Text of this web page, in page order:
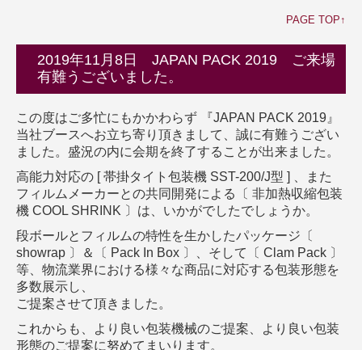
PAGE TOP↑
2019年11月8日 JAPAN PACK 2019 ご来場
有難うございました。
この度はご多忙にもかかわらず 『JAPAN PACK 2019』
当社ブースへお立ち寄り頂きまして、 誠に有難うござい
ました。盛況の内に会期を終了することが出来ました。
高能力対応の [ 帯掛タイト包装機 SST-200/J型 ] 、また
フィルムメーカーとの共同開発による
〔 非加熱収縮包装
機 COOL SHRINK 〕は、いかがでしたでしょうか。
段ボールとフィルムの特性を生かしたパッケージ〔
showrap 〕＆〔 Pack In Box 〕、 そして〔 Clam Pack 〕
等、物流業界における様々な商品に対応する包装形態を
多数展示し、
ご提案させて頂きました。
これからも、より良い包装機械のご提案、より良い包装
形態のご提案に努めてまいります。